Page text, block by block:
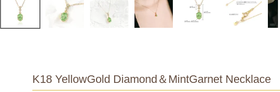
K18 YellowGold Diamond＆MintGarnet Necklace